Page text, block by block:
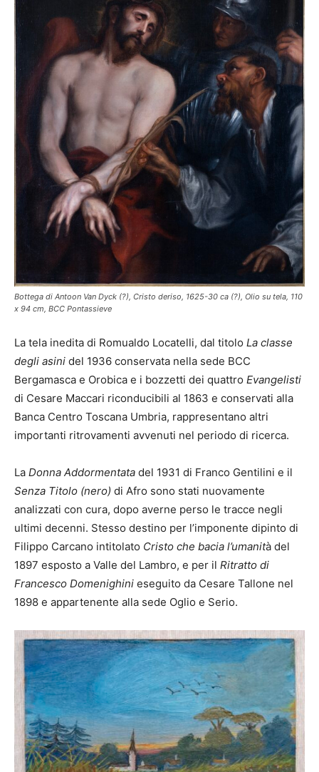
Bottega di Antoon Van Dyck (?), Cristo deriso, 1625-30 ca (?), Olio su tela, 110
x 94 cm, BCC Pontassieve
La tela inedita di Romualdo Locatelli, dal titolo La classe
degli asini del 1936 conservata nella sede BCC
Bergamasca e Orobica e i bozzetti dei quattro Evangelisti
di Cesare Maccari riconducibili al 1863 e conservati alla
Banca Centro Toscana Umbria, rappresentano altri
importanti ritrovamenti avvenuti nel periodo di ricerca.
La Donna Addormentata del 1931 di Franco Gentilini e il
Senza Titolo (nero) di Afro sono stati nuovamente
analizzati con cura, dopo averne perso le tracce negli
ultimi decenni. Stesso destino per l’imponente dipinto di
Filippo Carcano intitolato Cristo che bacia l’umanità del
1897 esposto a Valle del Lambro, e per il Ritratto di
Francesco Domenighini eseguito da Cesare Tallone nel
1898 e appartenente alla sede Oglio e Serio.